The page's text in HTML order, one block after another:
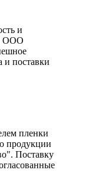
и
ООО
и поставки
пленки
продукции
Поставку